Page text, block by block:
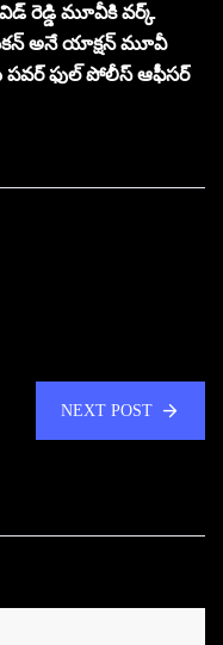
రెడ్డి మూవీకి వర్క్
అనే యాక్షన్ మూవీ
పవర్ ఫుల్ పోలీస్ ఆఫీసర్
NEXT POST